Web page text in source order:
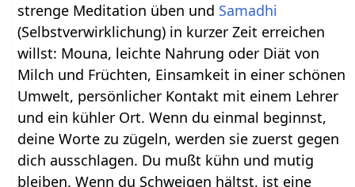
strenge Meditation üben und Samadhi
(Selbstverwirklichung) in kurzer Zeit erreichen
willst: Mouna, leichte Nahrung oder Diät von
Milch und Früchten, Einsamkeit in einer schönen
Umwelt, persönlicher Kontakt mit einem Lehrer
und ein kühler Ort. Wenn du einmal beginnst,
deine Worte zu zügeln, werden sie zuerst gegen
dich ausschlagen. Du mußt kühn und mutig
bleiben. Wenn du Schweigen hältst, ist eine